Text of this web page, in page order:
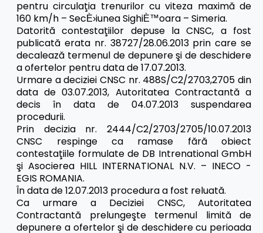
pentru circulaţia trenurilor cu viteza maximă de
160 km/h – SecÈ›iunea SighiÈ™oara – Simeria.
Datorită contestaţiilor depuse la CNSC, a fost
publicată erata nr. 38727/28.06.2013 prin care se
decalează termenul de depunere şi de deschidere
a ofertelor pentru data de 17.07.2013.
Urmare a deciziei CNSC nr. 488S/C2/2703,2705 din
data de 03.07.2013, Autoritatea Contractantă a
decis în data de 04.07.2013 suspendarea
procedurii.
Prin decizia nr. 2444/C2/2703/2705/10.07.2013
CNSC respinge ca ramase fără obiect
contestaţiile formulate de DB Intrenational GmbH
şi Asocierea HILL INTERNATIONAL N.V. – INECO -
EGIS ROMANIA.
În data de 12.07.2013 procedura a fost reluată.
Ca urmare a Deciziei CNSC, Autoritatea
Contractantă prelungeşte termenul limită de
depunere a ofertelor şi de deschidere cu perioada